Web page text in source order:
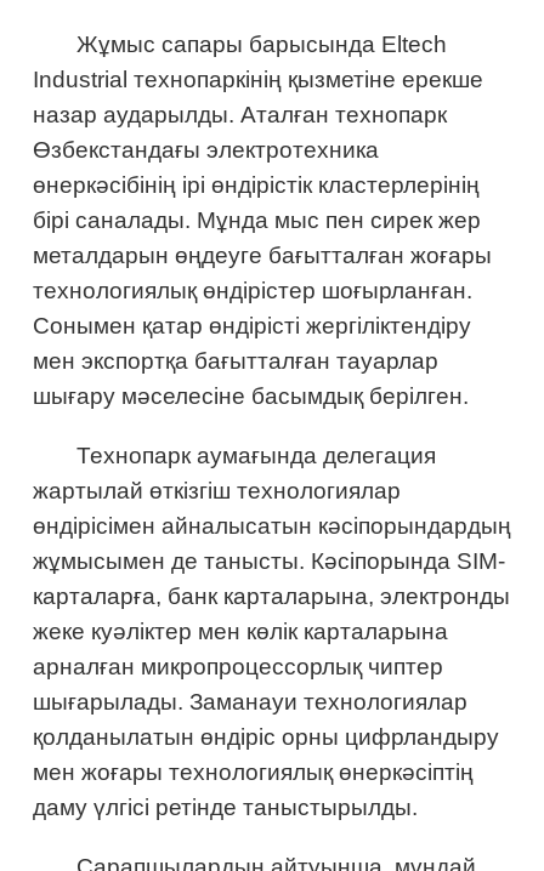
Жұмыс сапары барысында Eltech
Industrial технопаркінің қызметіне ерекше
назар аударылды. Аталған технопарк
Өзбекстандағы электротехника
өнеркәсібінің ірі өндірістік кластерлерінің
бірі саналады. Мұнда мыс пен сирек жер
металдарын өңдеуге бағытталған жоғары
технологиялық өндірістер шоғырланған.
Сонымен қатар өндірісті жергіліктендіру
мен экспортқа бағытталған тауарлар
шығару мәселесіне басымдық берілген.
Технопарк аумағында делегация
жартылай өткізгіш технологиялар
өндірісімен айналысатын кәсіпорындардың
жұмысымен де танысты. Кәсіпорында SIM-
карталарға, банк карталарына, электронды
жеке куәліктер мен көлік карталарына
арналған микропроцессорлық чиптер
шығарылады. Заманауи технологиялар
қолданылатын өндіріс орны цифрландыру
мен жоғары технологиялық өнеркәсіптің
даму үлгісі ретінде таныстырылды.